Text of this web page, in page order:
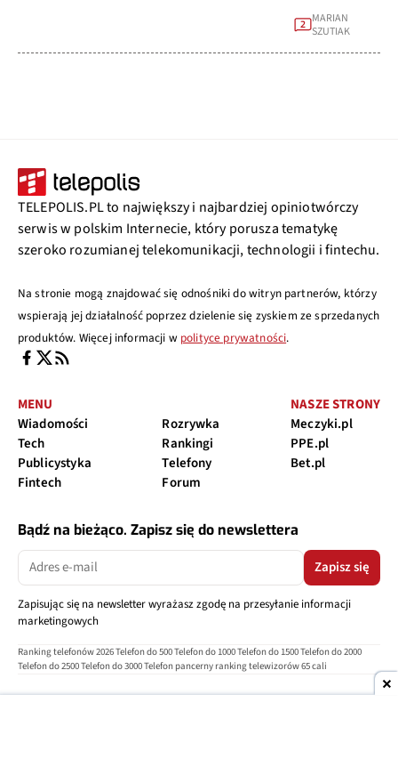
2
MARIAN
SZUTIAK
TELEPOLIS.PL to największy i najbardziej opiniotwórczy
serwis w polskim Internecie, który porusza tematykę
szeroko rozumianej telekomunikacji, technologii i fintechu.
Na stronie mogą znajdować się odnośniki do witryn partnerów, którzy
wspierają jej działalność poprzez dzielenie się zyskiem ze sprzedanych
produktów. Więcej informacji w polityce prywatności.
MENU
Wiadomości
Tech
Publicystyka
Fintech
Rozrywka
Rankingi
Telefony
Forum
NASZE STRONY
Meczyki.pl
PPE.pl
Bet.pl
Bądź na bieżąco. Zapisz się do newslettera
Zapisz się
Zapisując się na newsletter wyrażasz zgodę na przesyłanie informacji
marketingowych
Ranking telefonów 2026Telefon do 500Telefon do 1000Telefon do 1500Telefon do 2000
Telefon do 2500Telefon do 3000Telefon pancerny ranking telewizorów 65 cali